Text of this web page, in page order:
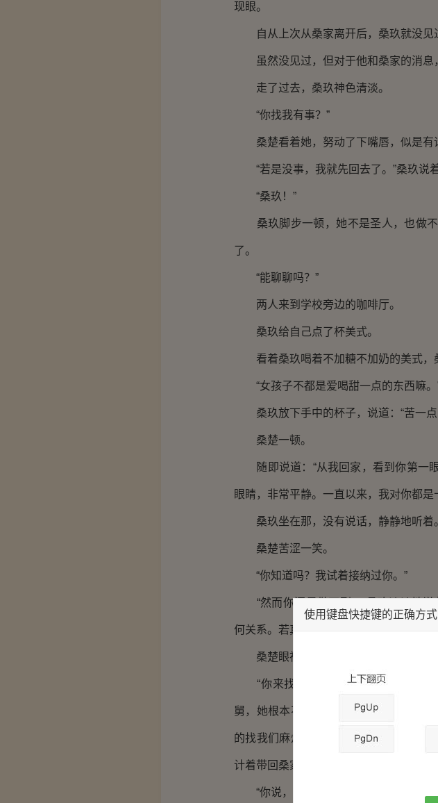
现眼。
自从上次从桑家离开后，桑玖就没见
虽然没见过，但对于他和桑家的消息
走了过去，桑玖神色清淡。
“你找我有事？”
桑楚看着她，努动了下嘴唇，似是有
“若是没事，我就先回去了。”桑玖说着
“桑玖！”
桑玖脚步一顿，她不是圣人，也做不
了。
“能聊聊吗？”
两人来到学校旁边的咖啡厅。
桑玖给自己点了杯美式。
看着桑玖喝着不加糖不加奶的美式，
“女孩子不都是爱喝甜一点的东西嘛。
桑玖放下手中的杯子，说道：“苦一点
桑楚一顿。
随即说道：“从我回家，看到你第一
眼睛，非常平静。一直以来，我对你都
桑玖坐在那，没有说话，静静地听着
桑楚苦涩一笑。
“你知道吗？我试着接纳过你。”
“然而你还是做不到。”桑玖淡淡地说
何关系。若真要说有关系的话，那就是杀
桑楚眼神一缩。
“你来找我，估计是知道了一些事情
舅，她根本不会死。我们从未想过跟你
的找我们麻烦。以至于最后，我妈妈失
计着带回桑家。”
“你说，我该怎样对待你们桑家？”
使用键盘快捷键的正确方式